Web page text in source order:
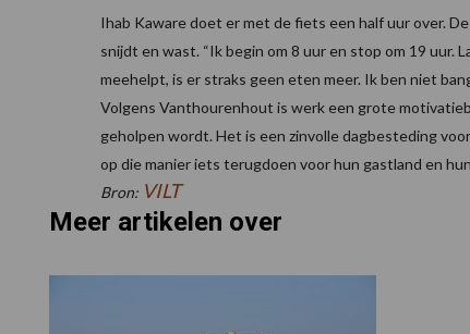
Ihab Kaware doet er met de fiets een half uur over.
snijdt en wast. “Ik begin om 8 uur en stop om 19 uur.
meehelpt, is er straks geen eten meer. Ik ben niet
Volgens Vanthourenhout is werk een grote
geholpen wordt. Het is een zinvolle dagbesteding
op die manier iets terugdoen voor hun gastland en
Bron: VILT
Meer artikelen over